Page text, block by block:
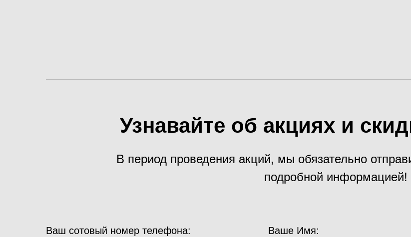
Узнавайте об акциях и
В период проведения акций, мы обязательно
подробной информацией!
Ваш сотовый номер телефона: Ваше Имя: